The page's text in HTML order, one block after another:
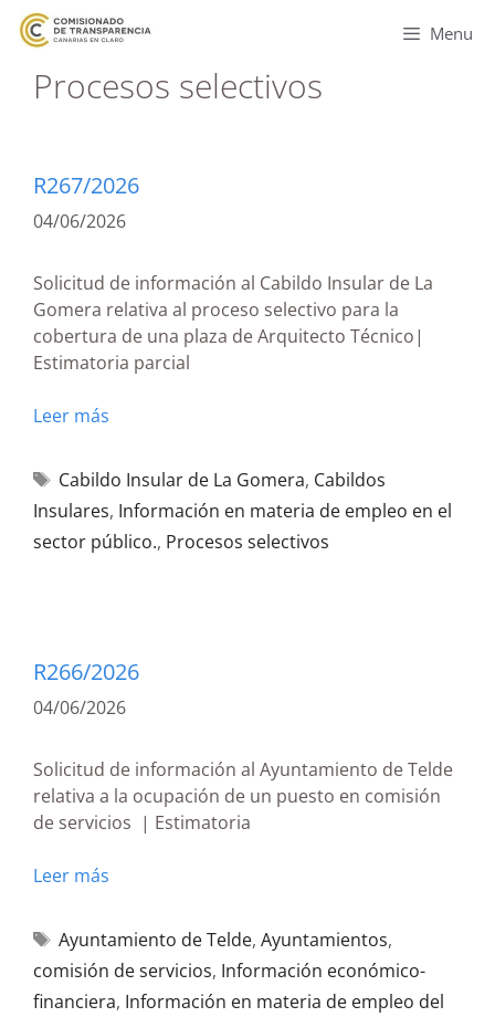
Menu
Procesos selectivos
R267/2026
04/06/2026
Solicitud de información al Cabildo Insular de La
Gomera relativa al proceso selectivo para la
cobertura de una plaza de Arquitecto Técnico|
Estimatoria parcial
Leer más
Cabildo Insular de La Gomera, Cabildos
Insulares, Información en materia de empleo en el
sector público., Procesos selectivos
R266/2026
04/06/2026
Solicitud de información al Ayuntamiento de Telde
relativa a la ocupación de un puesto en comisión
de servicios | Estimatoria
Leer más
Ayuntamiento de Telde, Ayuntamientos,
comisión de servicios, Información económico-
financiera, Información en materia de empleo del